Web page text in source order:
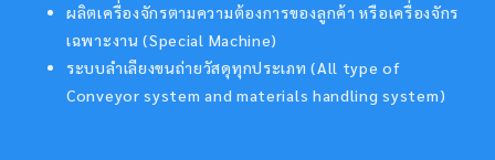
ผลิตเครื่องจักรตามความต้องการของลูกค้า หรือเครื่องจักร
เฉพาะงาน (Special Machine)
ระบบลำเลียงขนถ่ายวัสดุทุกประเภท (All type of
Conveyor system and materials handling system)